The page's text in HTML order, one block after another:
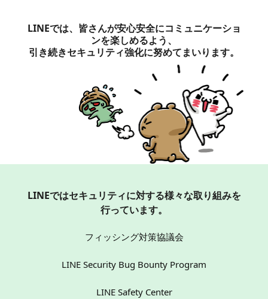
LINEでは、皆さんが安心安全にコミュニケーショ
ンを楽しめるよう、
引き続きセキュリティ強化に努めてまいります。
LINEではセキュリティに対する様々な取り組みを
行っています。
フィッシング対策協議会
LINE Security Bug Bounty Program
LINE Safety Center